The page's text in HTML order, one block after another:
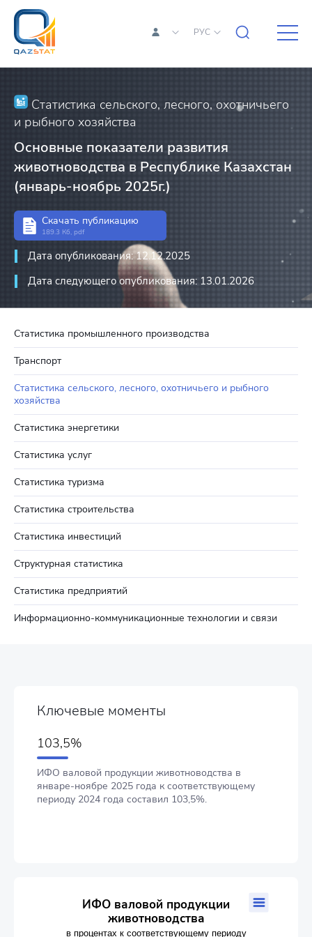
РУС
Статистика промышленного производства
Транспорт
Статистика сельского, лесного, охотничьего и рыбного
хозяйства
Статистика энергетики
Статистика услуг
Статистика туризма
Статистика строительства
Статистика инвестиций
Структурная статистика
Статистика предприятий
Информационно-коммуникационные технологии и связи
Статистика сельского, лесного, охотничьего
и рыбного хозяйства
Основные показатели развития
животноводства в Республике Казахстан
(январь-ноябрь 2025г.)
Скачать публикацию
189.3 Кб, pdf
Дата опубликования: 12.12.2025
Дата следующего опубликования: 13.01.2026
Ключевые моменты
103,5%
ИФО валовой продукции животноводства в
январе-ноябре 2025 года к соответствующему
периоду 2024 года составил 103,5%.
ИФО валовой продукции животноводства
Line chart with 23 data points.
ИФО валовой продукции
животноводства
в процентах к соответствующему периоду